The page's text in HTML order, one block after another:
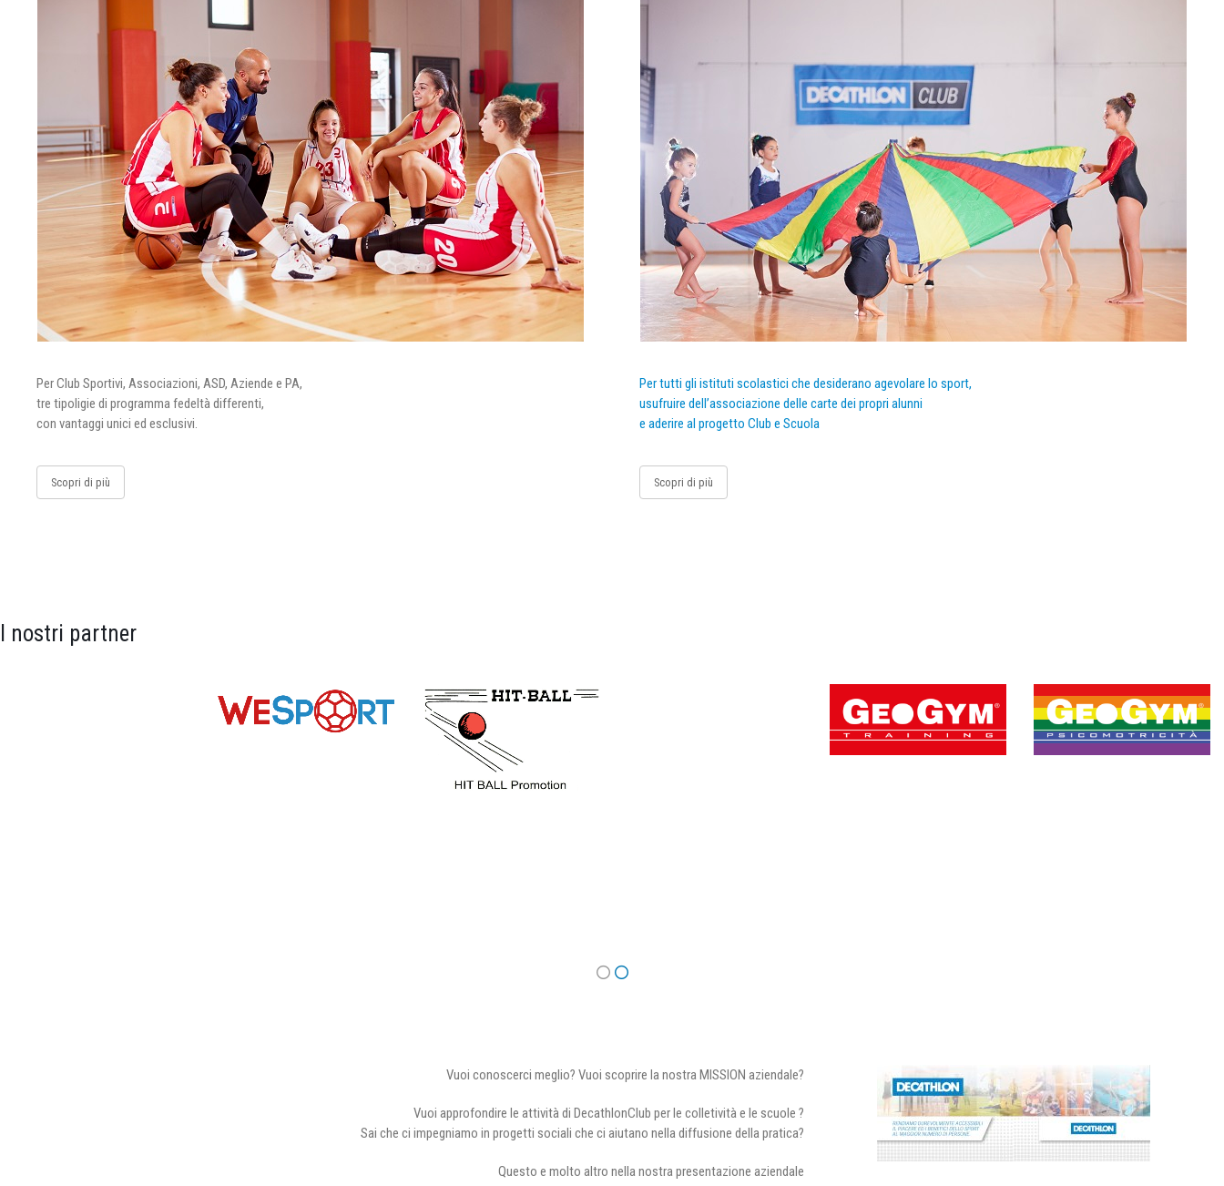
Per Club Sportivi, Associazioni, ASD, Aziende e PA,
tre tipoligie di programma fedeltà differenti,
con vantaggi unici ed esclusivi.
Scopri di più
Per tutti gli istituti scolastici che desiderano agevolare lo sport,
usufruire dell’associazione delle carte dei propri alunni
e aderire al progetto Club e Scuola
Scopri di più
I nostri partner
Vuoi conoscerci meglio? Vuoi scoprire la nostra MISSION aziendale?
Vuoi approfondire le attività di DecathlonClub per le colletività e le scuole ?
Sai che ci impegniamo in progetti sociali che ci aiutano nella diffusione della pratica?
Questo e molto altro nella nostra presentazione aziendale